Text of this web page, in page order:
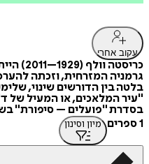
עקוב אחרי
כריסטה
בלטה בין הדורשים שינוי,
"עיר המלאכים, או המעיל של
בסדרת "פועלים – סיפורת" בשנת
1 ספרים
מיון וסינון